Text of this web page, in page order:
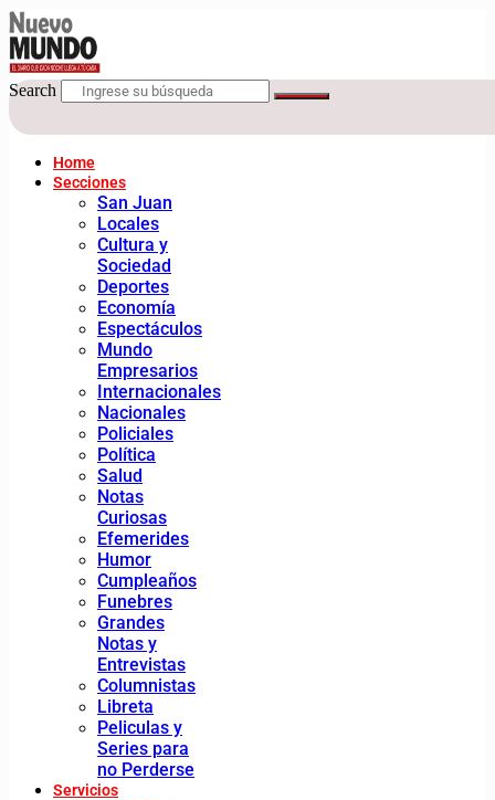
Search
Home
Secciones
San Juan
Locales
Cultura y
Sociedad
Deportes
Economía
Espectáculos
Mundo
Empresarios
Internacionales
Nacionales
Policiales
Política
Salud
Notas
Curiosas
Efemerides
Humor
Cumpleaños
Funebres
Grandes
Notas y
Entrevistas
Columnistas
Libreta
Peliculas y
Series para
no Perderse
Servicios